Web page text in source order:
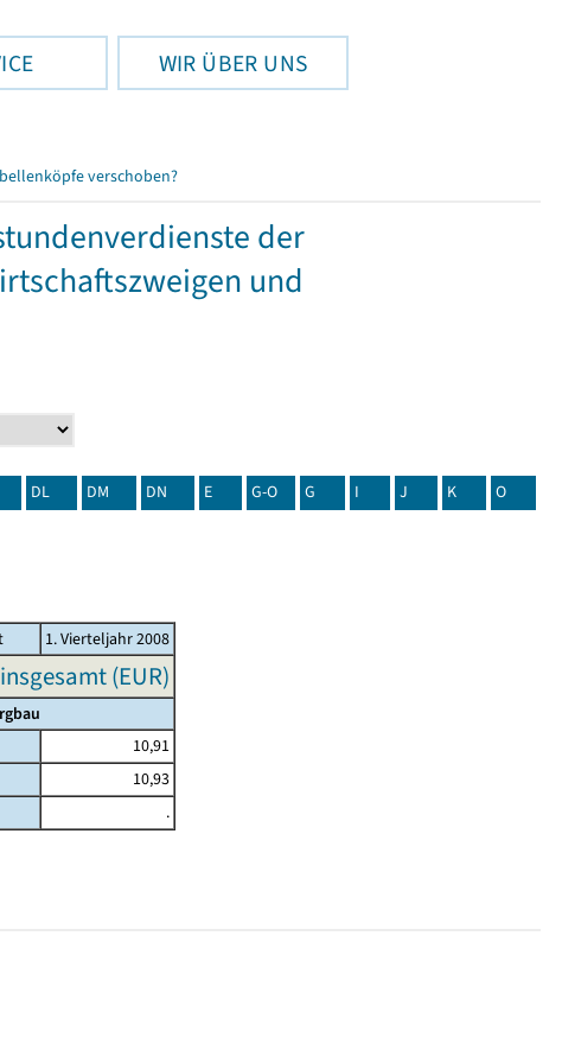
WIR ÜBER UNS
verschoben?
der
und
DL DM DN E G-O G I J K O
1. Vierteljahr 2008
(EUR)
10,91
10,93
.